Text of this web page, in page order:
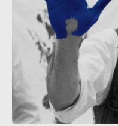
Yves Klein gebruikte
zoektocht naar het
oneindige. Zijn
snel ‘IKB’
genoemd, straalt
de ogen van de
in feite ook toestaan
met onze verbeelding
Van monochromen tot
van levende